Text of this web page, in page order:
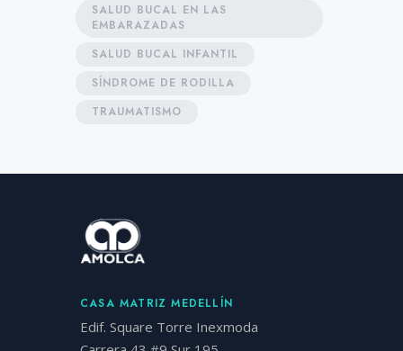
SALUD BUCAL EN LAS
EMBARAZADAS
SALUD BUCAL INFANTIL
SÍNDROME DE RODILLA
TRAUMATISMO
CASA MATRIZ MEDELLÍN
Edif. Square Torre Inexmoda